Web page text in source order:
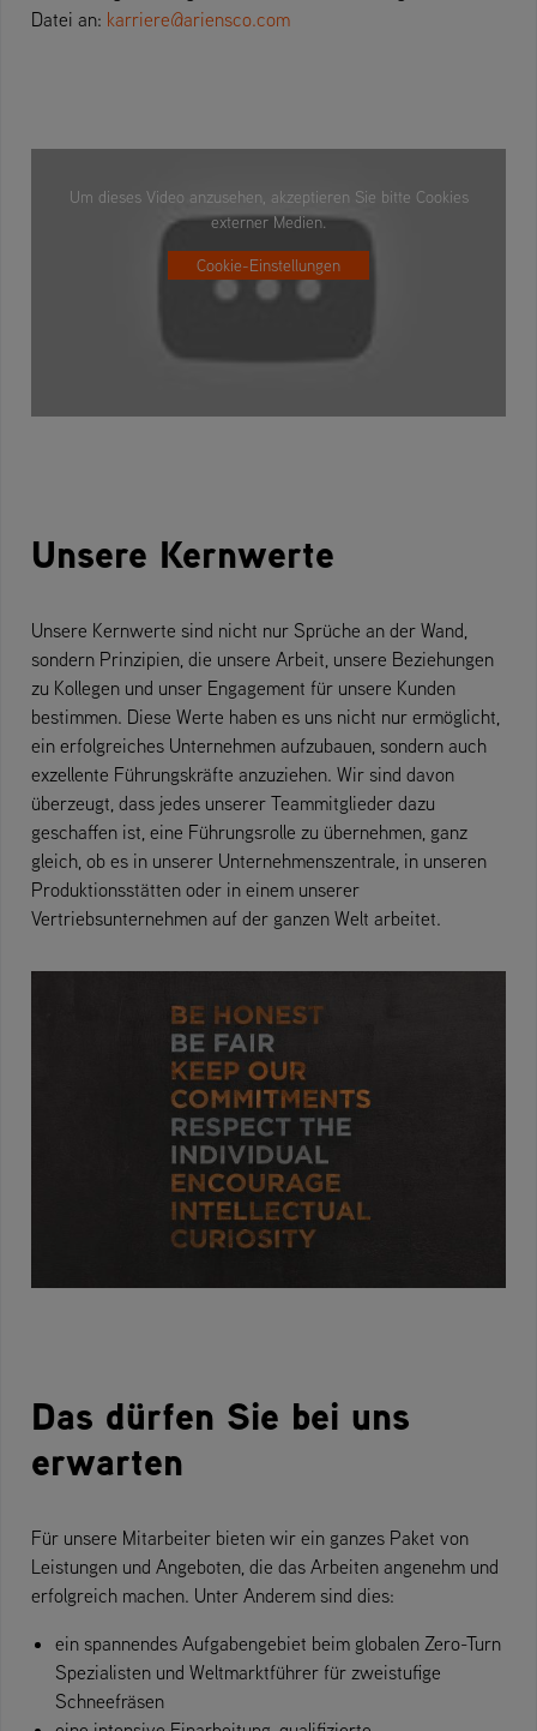
Datei an: karriere@ariensco.com
Um dieses Video anzusehen, akzeptieren Sie bitte Cookies
externer Medien.
Cookie-Einstellungen
Unsere Kernwerte
Unsere Kernwerte sind nicht nur Sprüche an der Wand,
sondern Prinzipien, die unsere Arbeit, unsere Beziehungen
zu Kollegen und unser Engagement für unsere Kunden
bestimmen. Diese Werte haben es uns nicht nur ermöglicht,
ein erfolgreiches Unternehmen aufzubauen, sondern auch
exzellente Führungskräfte anzuziehen. Wir sind davon
überzeugt, dass jedes unserer Teammitglieder dazu
geschaffen ist, eine Führungsrolle zu übernehmen, ganz
gleich, ob es in unserer Unternehmenszentrale, in unseren
Produktionsstätten oder in einem unserer
Vertriebsunternehmen auf der ganzen Welt arbeitet.
Das dürfen Sie bei uns
erwarten
Für unsere Mitarbeiter bieten wir ein ganzes Paket von
Leistungen und Angeboten, die das Arbeiten angenehm und
erfolgreich machen. Unter Anderem sind dies:
ein spannendes Aufgabengebiet beim globalen Zero-Turn
Spezialisten und Weltmarktführer für zweistufige
Schneefräsen